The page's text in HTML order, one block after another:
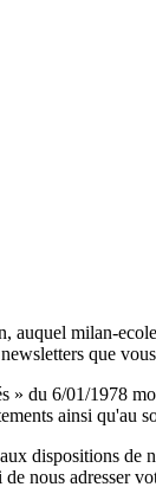
auquel milan-
que
du 6/01/1978
ainsi qu'au
dispositions de
nous adresser